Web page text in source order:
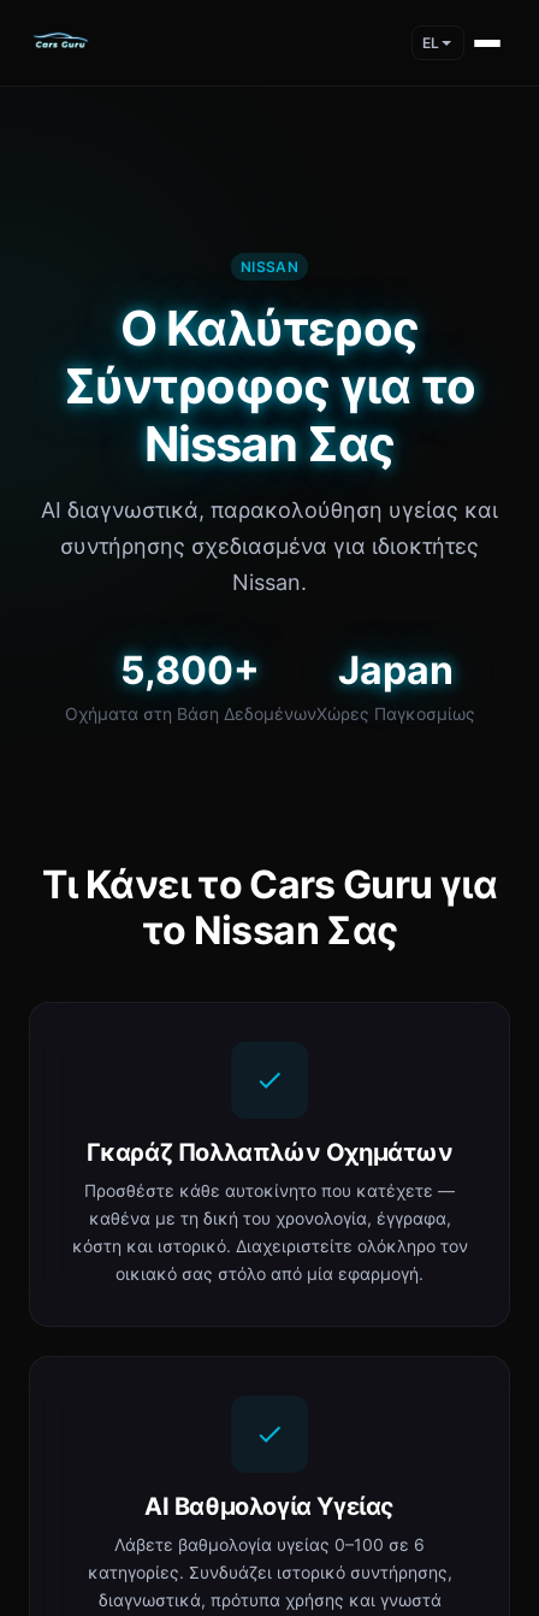
EL
NISSAN
Ο Καλύτερος
Σύντροφος για το
Nissan Σας
AI διαγνωστικά, παρακολούθηση υγείας και
συντήρησης σχεδιασμένα για ιδιοκτήτες
Nissan.
5,800+
Οχήματα στη Βάση Δεδομένων
Japan
Χώρες Παγκοσμίως
Τι Κάνει το Cars Guru για
το Nissan Σας
Γκαράζ Πολλαπλών Οχημάτων
Προσθέστε κάθε αυτοκίνητο που κατέχετε —
καθένα με τη δική του χρονολογία, έγγραφα,
κόστη και ιστορικό. Διαχειριστείτε ολόκληρο τον
οικιακό σας στόλο από μία εφαρμογή.
AI Βαθμολογία Υγείας
Λάβετε βαθμολογία υγείας 0–100 σε 6
κατηγορίες. Συνδυάζει ιστορικό συντήρησης,
διαγνωστικά, πρότυπα χρήσης και γνωστά